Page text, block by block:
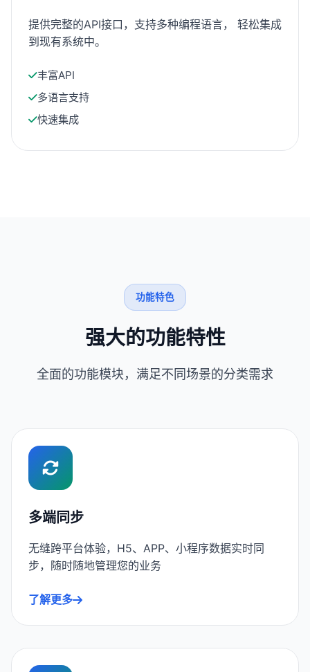
提供完整的API接口，支持多种编程语言， 轻松集成
到现有系统中。
丰富API
多语言支持
快速集成
功能特色
强大的功能特性
全面的功能模块，满足不同场景的分类需求
多端同步
无缝跨平台体验，H5、APP、小程序数据实时同
步，随时随地管理您的业务
了解更多